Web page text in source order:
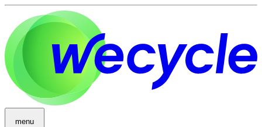
menu